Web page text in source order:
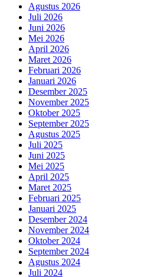
Agustus 2026
Juli 2026
Juni 2026
Mei 2026
April 2026
Maret 2026
Februari 2026
Januari 2026
Desember 2025
November 2025
Oktober 2025
September 2025
Agustus 2025
Juli 2025
Juni 2025
Mei 2025
April 2025
Maret 2025
Februari 2025
Januari 2025
Desember 2024
November 2024
Oktober 2024
September 2024
Agustus 2024
Juli 2024